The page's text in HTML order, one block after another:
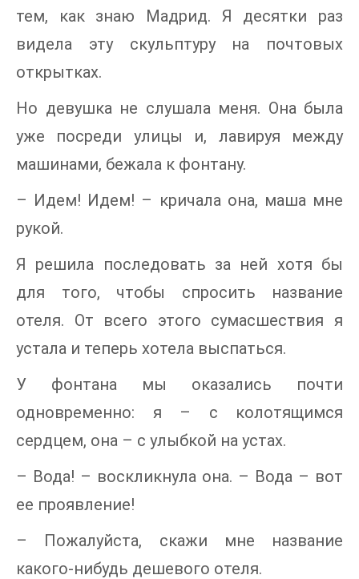
тем, как знаю Мадрид. Я десятки раз
видела эту скульптуру на почтовых
открытках.
Но девушка не слушала меня. Она была
уже посреди улицы и, лавируя между
машинами, бежала к фонтану.
– Идем! Идем! – кричала она, маша мне
рукой.
Я решила последовать за ней хотя бы
для того, чтобы спросить название
отеля. От всего этого сумасшествия я
устала и теперь хотела выспаться.
У фонтана мы оказались почти
одновременно: я – с колотящимся
сердцем, она – с улыбкой на устах.
– Вода! – воскликнула она. – Вода – вот
ее проявление!
– Пожалуйста, скажи мне название
какого-нибудь дешевого отеля.